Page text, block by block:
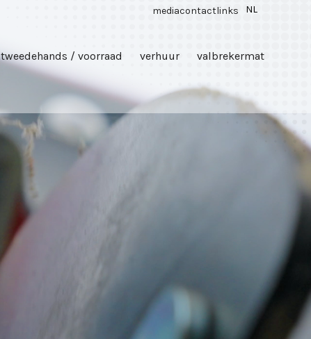
mediacontactlinks NL
tweedehands / voorraad verhuur valbrekermat